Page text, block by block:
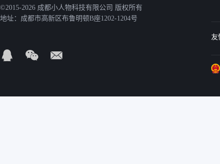
©2015-2026 成都小人物科技有限公司 版权所有
地址：成都市高新区布鲁明顿B座1202-1204号